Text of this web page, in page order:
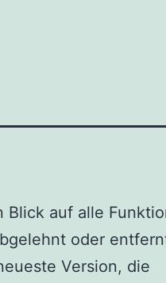
auf alle
oder
Version, die